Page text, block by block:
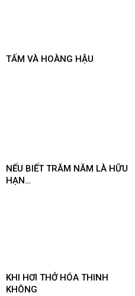
TẤM VÀ HOÀNG HẬU
NẾU BIẾT TRĂM NĂM LÀ HỮU
HẠN…
KHI HƠI THỞ HÓA THINH
KHÔNG